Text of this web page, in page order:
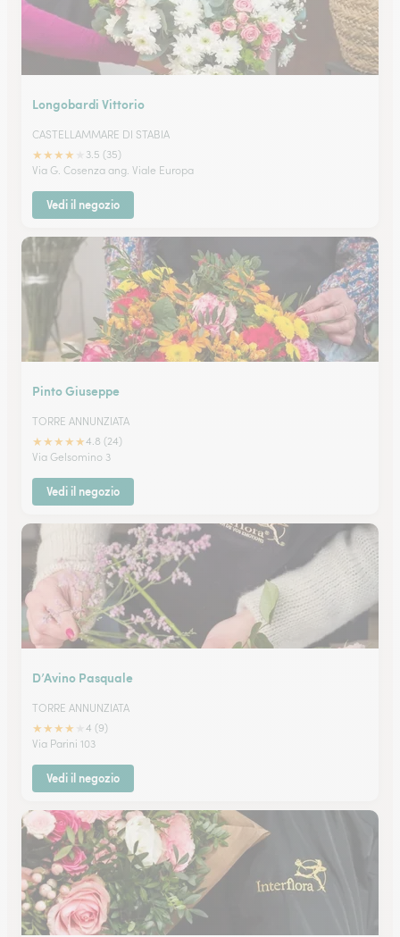
Longobardi Vittorio
CASTELLAMMARE DI STABIA
★★★★
3.5 (35)
Via G. Cosenza ang. Viale Europa
Vedi il negozio
Pinto Giuseppe
TORRE ANNUNZIATA
★★★★★4.8 (24)
Via Gelsomino 3
Vedi il negozio
D’Avino Pasquale
TORRE ANNUNZIATA
★★★★
4 (9)
Via Parini 103
Vedi il negozio